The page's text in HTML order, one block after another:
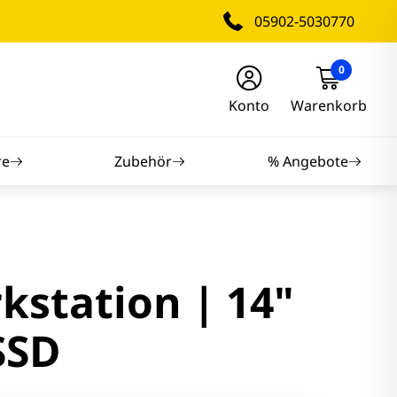
05902-5030770
Konto
0
Warenkorb
Zubehör % Angebote
| 14"